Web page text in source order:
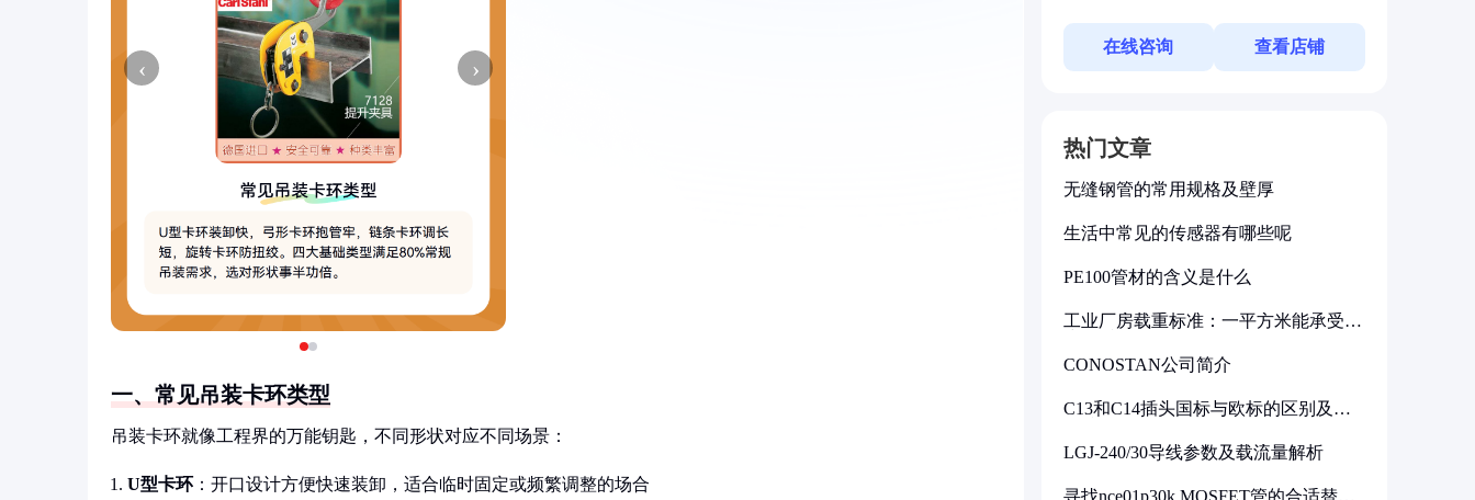
‹ ›
一、常见吊装卡环类型
吊装卡环就像工程界的万能钥匙，不同形状对应不同场景：
U型卡环 ：开口设计方便快速装卸，适合临时固定或频繁调整的场合
在线咨询 查看店铺
热门文章
无缝钢管的常用规格及壁厚
生活中常见的传感器有哪些呢
PE100管材的含义是什么
工业厂房载重标准：一平方米能承受多
CONOSTAN公司简介
C13和C14插头国标与欧标的区别及其
LGJ-240/30导线参数及载流量解析
寻找nce01p30k MOSFET管的合适替代